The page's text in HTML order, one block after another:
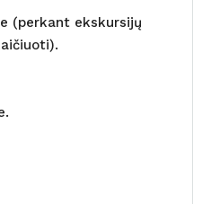
(perkant ekskursijų